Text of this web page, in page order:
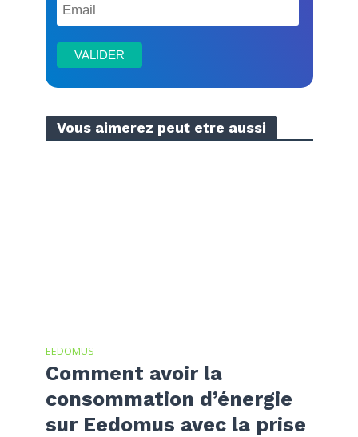
Vous aimerez peut etre aussi
EEDOMUS
Comment avoir la
consommation d’énergie
sur Eedomus avec la prise